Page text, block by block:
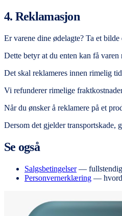
4. Reklamasjon
Er varene dine ødelagte? Ta et bilde
Dette betyr at du enten kan få
Det skal reklameres innen rimelig
Vi refunderer rimelige
Når du ønsker å reklamere på et
Dersom det gjelder transportskade,
Se også
Salgsbetingelser —
Personvernerklæring —